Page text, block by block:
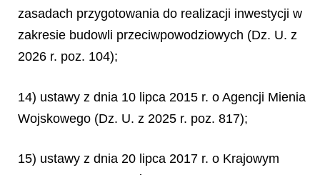
zasadach przygotowania do realizacji inwestycji w
zakresie budowli przeciwpowodziowych (Dz. U. z
2026 r. poz. 104);
14) ustawy z dnia 10 lipca 2015 r. o Agencji Mienia
Wojskowego (Dz. U. z 2025 r. poz. 817);
15) ustawy z dnia 20 lipca 2017 r. o Krajowym